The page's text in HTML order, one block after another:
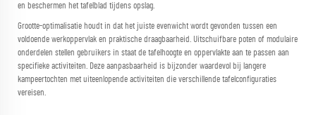
en beschermen het tafelblad tijdens opslag.
Grootte-optimalisatie houdt in dat het juiste evenwicht wordt gevonden tussen een
voldoende werkoppervlak en praktische draagbaarheid. Uitschuifbare poten of modulaire
onderdelen stellen gebruikers in staat de tafelhoogte en oppervlakte aan te passen aan
specifieke activiteiten. Deze aanpasbaarheid is bijzonder waardevol bij langere
kampeertochten met uiteenlopende activiteiten die verschillende tafelconfiguraties
vereisen.